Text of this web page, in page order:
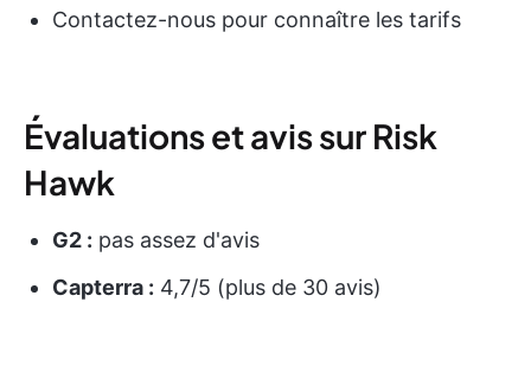
Contactez-nous pour connaître les tarifs
Évaluations et avis sur Risk
Hawk
G2 : pas assez d'avis
Capterra : 4,7/5 (plus de 30 avis)